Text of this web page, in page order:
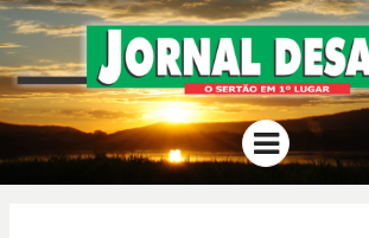
O Sertão em 1º
Menu